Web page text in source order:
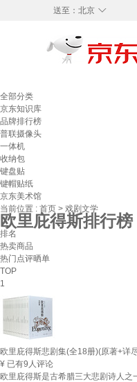
◇
送至： 北京
全部分类
京东知识库
品牌排行榜
普联摄像头
一体机
收纳包
键盘贴
键帽贴纸
京东美术馆
当前位置 : 首页 > 戏剧文学
欧里庇得斯排行榜
排名
热卖商品
热门点评晒单
TOP
1
欧里庇得斯悲剧集(全18册)(原著+详
¥ 已有9人评论
欧里庇得斯是古希腊三大悲剧诗人